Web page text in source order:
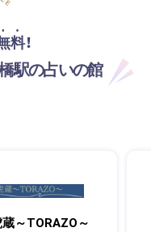
！
駅の占いの館
～TORAZO～